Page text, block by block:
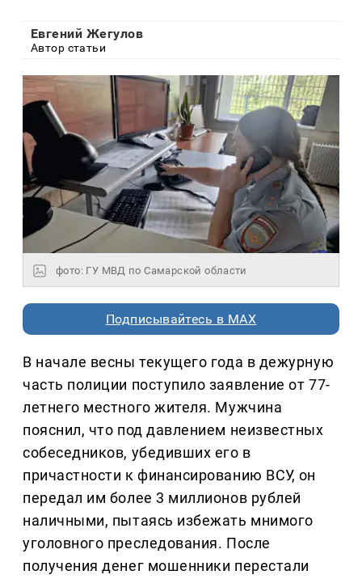
Евгений Жегулов
Автор статьи
фото: ГУ МВД по Самарской области
Подписывайтесь в MAX
В начале весны текущего года в дежурную
часть полиции поступило заявление от 77-
летнего местного жителя. Мужчина
пояснил, что под давлением неизвестных
собеседников, убедивших его в
причастности к финансированию ВСУ, он
передал им более 3 миллионов рублей
наличными, пытаясь избежать мнимого
уголовного преследования. После
получения денег мошенники перестали